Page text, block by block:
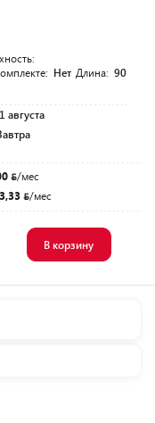
Нет Длина: 90
августа
/мес
/мес
В корзину